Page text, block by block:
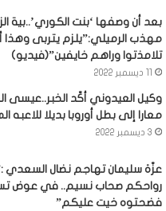
بعد أن وصفها ‘بنت الكوري’..بية
مهذب الرميلي:”يلزم يتربى وهذا
تلامذتوا وراهم خايفين”(فيديو)
وكيل العيدوني أكّد الخبر..عيسى
معارا إلى بطل أوروبا بديلا للاعبه
3 ديسمبر 2022
عزّة سليمان تهاجم نضال السعدي
رواحكم صحاب نسيم.. في عوض
فضحتوه خيت عليكم”